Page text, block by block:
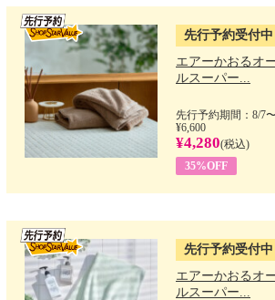
先行予約受付中
エアーかおるオ
ルスーパー...
先行予約期間：8/7
¥6,600
¥4,280(税込)
35%OFF
先行予約受付中
エアーかおるオ
ルスーパー...